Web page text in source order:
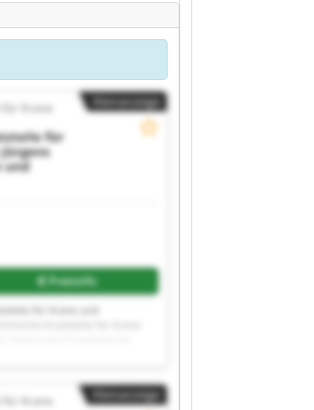
Kleinanzeige
Krane
für
Preisinfo
Carsten Jürgens
Steuerungen CarstenKleinanzeige
Krane